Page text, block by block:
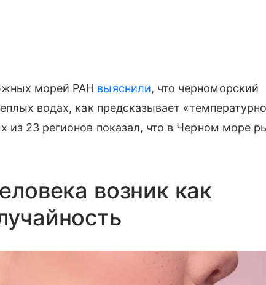
морей РАН выяснили, что черноморский
водах, как предсказывает
из 23 регионов показал, что в Черном море
возник как